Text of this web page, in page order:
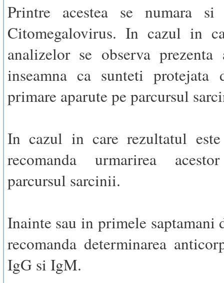
Printre acestea se numara
Citomegalovirus. In cazul in
analizelor se observa prezenta
inseamna ca sunteti protejata
primare aparute pe parcursul
In cazul in care rezultatul
recomanda urmarirea
parcursul sarcinii.
Inainte sau in primele saptamani
recomanda determinarea
IgG si IgM.